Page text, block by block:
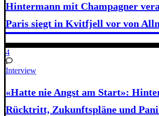
Hintermann mit Champagner
Paris siegt in Kvitfjell vor von
4
Interview
«Hatte nie Angst am Start»:
Rücktritt, Zukunftspläne und